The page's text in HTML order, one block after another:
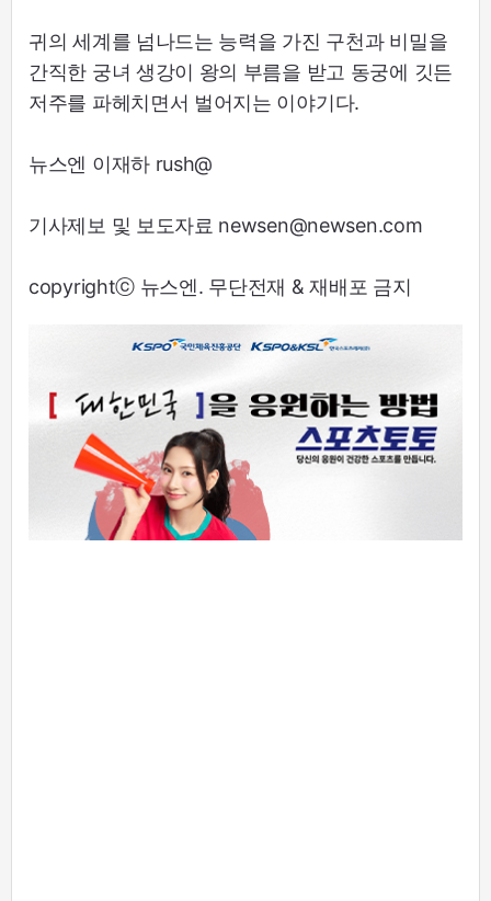
귀의 세계를 넘나드는 능력을 가진 구천과 비밀을
간직한 궁녀 생강이 왕의 부름을 받고 동궁에 깃든
저주를 파헤치면서 벌어지는 이야기다.
뉴스엔 이재하 rush@
기사제보 및 보도자료 newsen@newsen.com
copyrightⓒ 뉴스엔. 무단전재 & 재배포 금지